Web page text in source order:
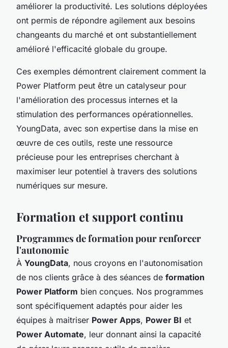
améliorer la productivité. Les solutions déployées
ont permis de répondre agilement aux besoins
changeants du marché et ont substantiellement
amélioré l'efficacité globale du groupe.
Ces exemples démontrent clairement comment la
Power Platform peut être un catalyseur pour
l'amélioration des processus internes et la
stimulation des performances opérationnelles.
YoungData, avec son expertise dans la mise en
œuvre de ces outils, reste une ressource
précieuse pour les entreprises cherchant à
maximiser leur potentiel à travers des solutions
numériques sur mesure.
Formation et support continu
Programmes de formation pour renforcer
l'autonomie
À YoungData, nous croyons en l'autonomisation
de nos clients grâce à des séances de formation
Power Platform bien conçues. Nos programmes
sont spécifiquement adaptés pour aider les
équipes à maitriser Power Apps, Power BI et
Power Automate, leur donnant ainsi la capacité